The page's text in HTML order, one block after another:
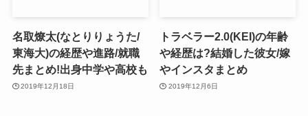
名取燎太(なとりりょうた/
東海大)の経歴や進路/就職
先まとめ!出身中学や高校も
2019年12月18日
トラベラー2.0(KEI)の年齢
や経歴は?結婚した彼女/嫁
やインスタまとめ
2019年12月6日